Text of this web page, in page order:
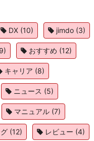
DX (10) jimdo (3)
おすすめ (12)
キャリア (8)
ニュース (5)
マニュアル (7)
(12) レビュー (4)